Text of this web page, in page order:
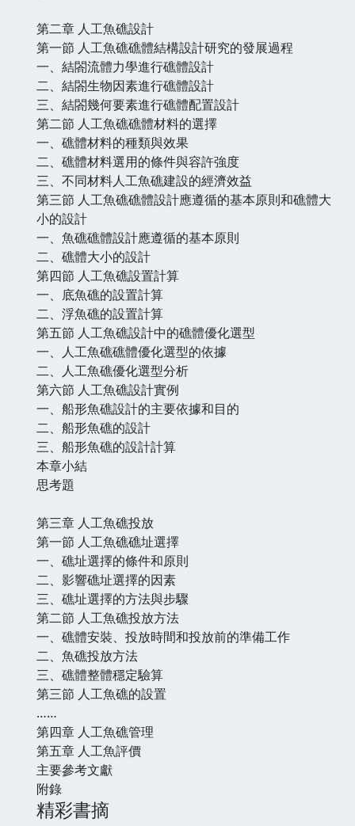
第二章 人工魚礁設計
第一節 人工魚礁礁體結構設計研究的發展過程
一、結閤流體力學進行礁體設計
二、結閤生物因素進行礁體設計
三、結閤幾何要素進行礁體配置設計
第二節 人工魚礁礁體材料的選擇
一、礁體材料的種類與效果
二、礁體材料選用的條件與容許強度
三、不同材料人工魚礁建設的經濟效益
第三節 人工魚礁礁體設計應遵循的基本原則和礁體大
小的設計
一、魚礁礁體設計應遵循的基本原則
二、礁體大小的設計
第四節 人工魚礁設置計算
一、底魚礁的設置計算
二、浮魚礁的設置計算
第五節 人工魚礁設計中的礁體優化選型
一、人工魚礁礁體優化選型的依據
二、人工魚礁優化選型分析
第六節 人工魚礁設計實例
一、船形魚礁設計的主要依據和目的
二、船形魚礁的設計
三、船形魚礁的設計計算
本章小結
思考題
第三章 人工魚礁投放
第一節 人工魚礁礁址選擇
一、礁址選擇的條件和原則
二、影響礁址選擇的因素
三、礁址選擇的方法與步驟
第二節 人工魚礁投放方法
一、礁體安裝、投放時間和投放前的準備工作
二、魚礁投放方法
三、礁體整體穩定驗算
第三節 人工魚礁的設置
……
第四章 人工魚礁管理
第五章 人工魚評價
主要參考文獻
附錄
精彩書摘